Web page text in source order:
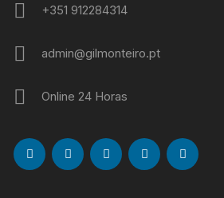
+351 912284314
admin@gilmonteiro.pt
Online 24 Horas